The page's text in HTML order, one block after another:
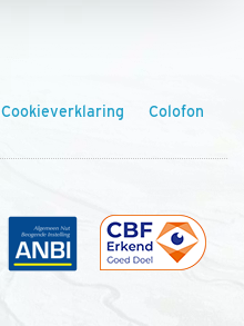
Cookieverklaring Colofon